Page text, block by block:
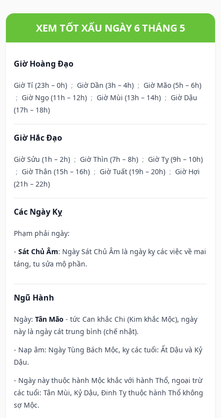
XEM TỐT XẤU NGÀY 6 THÁNG 5
Giờ Hoàng Đạo
Giờ Tí (23h – 0h) ; Giờ Dần (3h – 4h) ; Giờ Mão (5h – 6h)
; Giờ Ngọ (11h – 12h) ; Giờ Mùi (13h – 14h) ; Giờ Dậu
(17h – 18h)
Giờ Hắc Đạo
Giờ Sửu (1h – 2h) ; Giờ Thìn (7h – 8h) ; Giờ Tỵ (9h – 10h)
; Giờ Thân (15h – 16h) ; Giờ Tuất (19h – 20h) ; Giờ Hợi
(21h – 22h)
Các Ngày Kỵ
Phạm phải ngày:
- Sát Chủ Âm: Ngày Sát Chủ Âm là ngày kỵ các việc về mai
táng, tu sửa mộ phần.
Ngũ Hành
Ngày: Tân Mão - tức Can khắc Chi (Kim khắc Mộc), ngày
này là ngày cát trung bình (chế nhật).
- Nạp âm: Ngày Tùng Bách Mộc, kỵ các tuổi: Ất Dậu và Kỷ
Dậu.
- Ngày này thuộc hành Mộc khắc với hành Thổ, ngoại trừ
các tuổi: Tân Mùi, Kỷ Dậu, Đinh Tỵ thuộc hành Thổ không
sợ Mộc.